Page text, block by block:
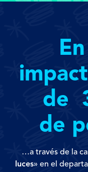
de
de
…a través de la
luces» en el